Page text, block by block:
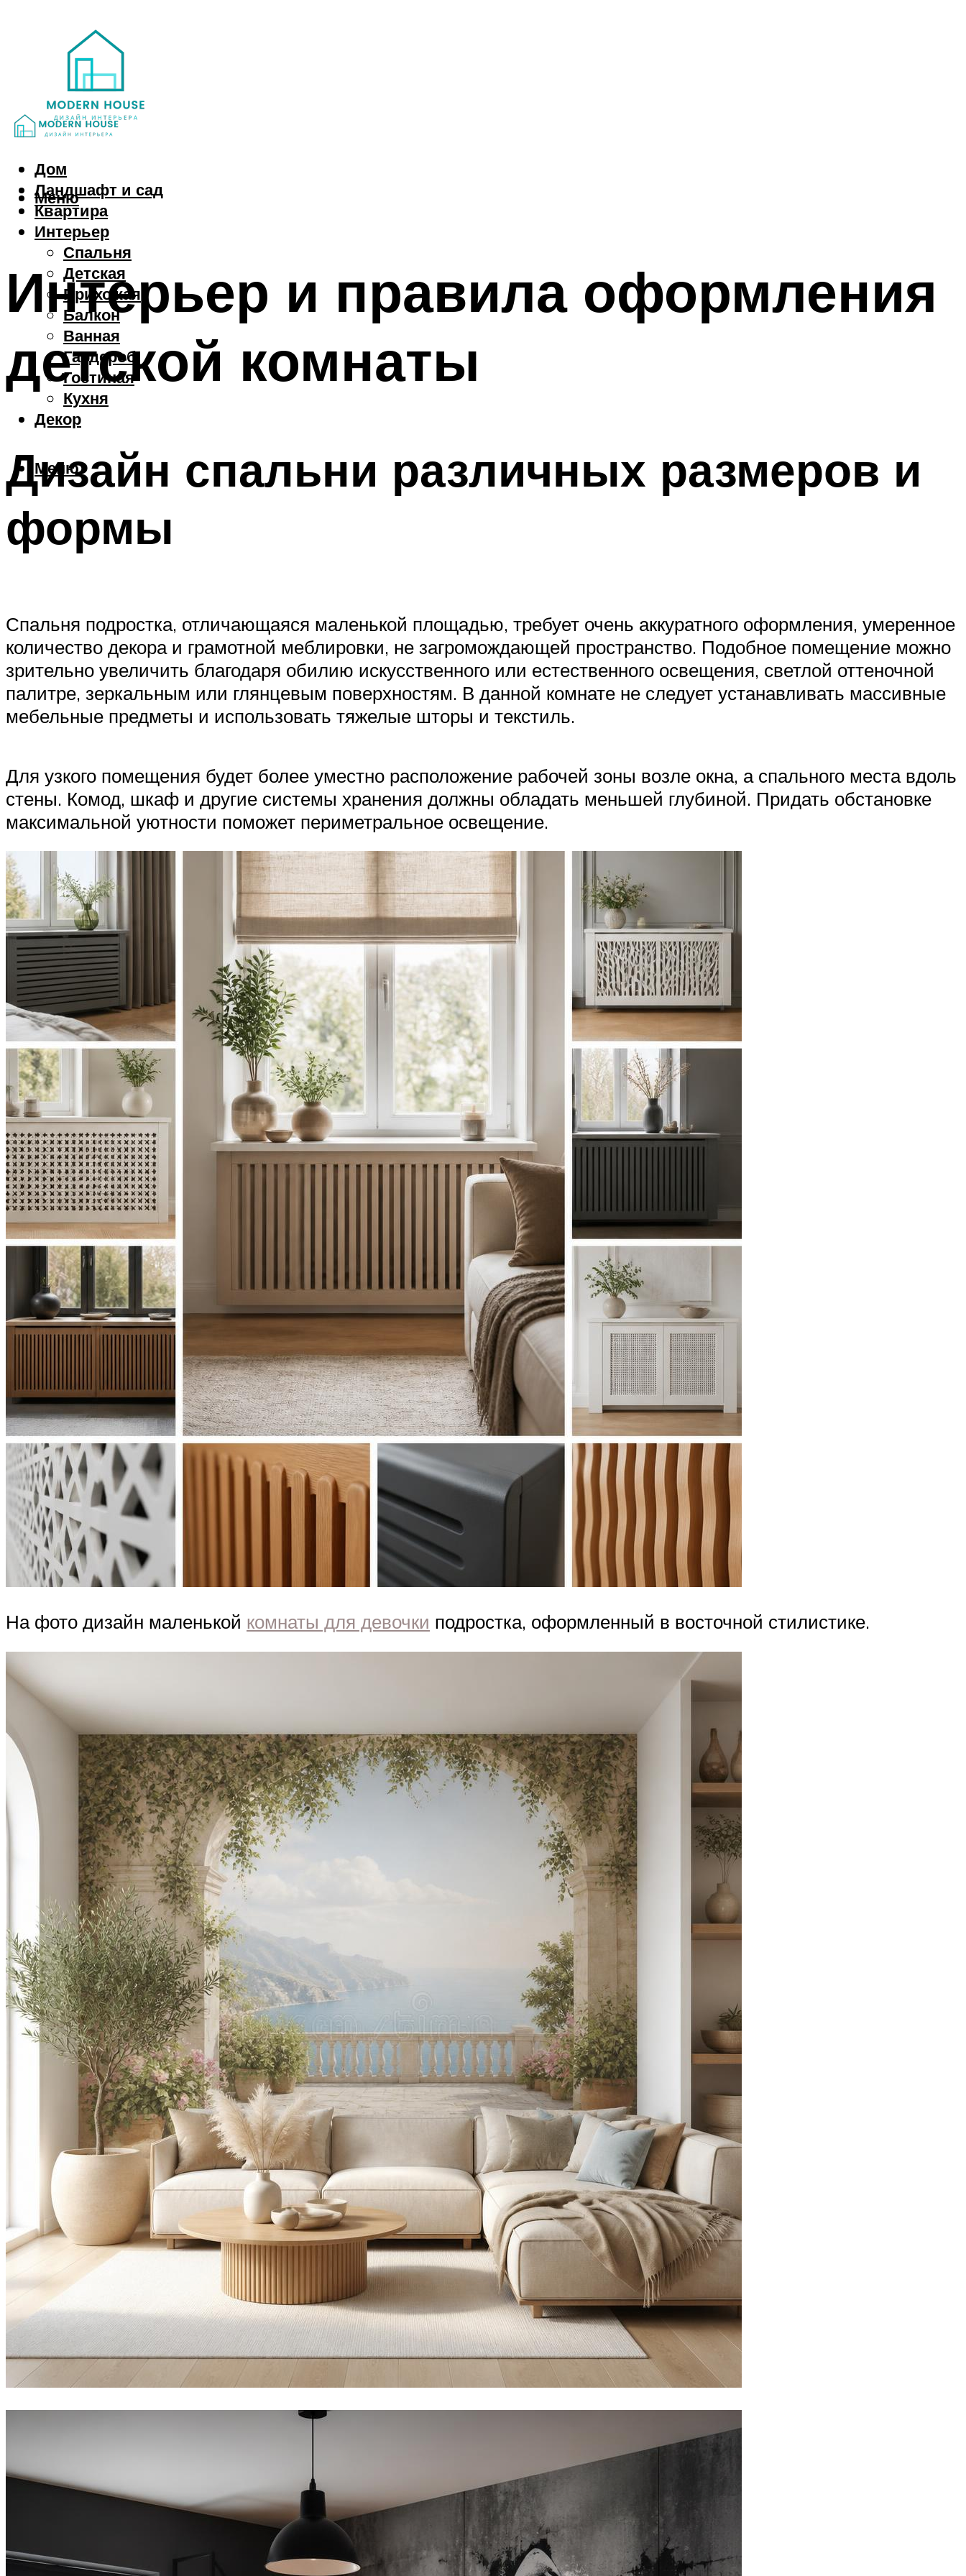
Дом
Ландшафт и сад
Квартира
Интерьер
Спальня
Детская
Прихожая
Балкон
Ванная
Гардероб
Гостиная
Кухня
Декор
Меню
Меню
Интерьер и правила оформления
детской комнаты
Дизайн спальни различных размеров и
формы
Спальня подростка, отличающаяся маленькой площадью, требует очень аккуратного оформления, умеренное
количество декора и грамотной меблировки, не загромождающей пространство. Подобное помещение можно
зрительно увеличить благодаря обилию искусственного или естественного освещения, светлой оттеночной
палитре, зеркальным или глянцевым поверхностям. В данной комнате не следует устанавливать массивные
мебельные предметы и использовать тяжелые шторы и текстиль.
Для узкого помещения будет более уместно расположение рабочей зоны возле окна, а спального места вдоль
стены. Комод, шкаф и другие системы хранения должны обладать меньшей глубиной. Придать обстановке
максимальной уютности поможет периметральное освещение.
На фото дизайн маленькой комнаты для девочки подростка, оформленный в восточной стилистике.